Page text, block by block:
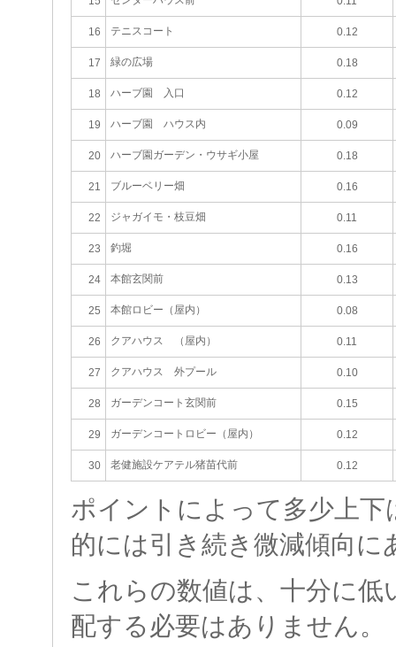
16 テニスコート 0.12
17 緑の広場 0.18
18 ハーブ園 入口 0.12
19 ハーブ園 ハウス内 0.09
20 ハーブ園ガーデン・ウサギ小屋 0.18
21 ブルーベリー畑 0.16
22 ジャガイモ・枝豆畑 0.11
23 釣堀 0.16
24 本館玄関前 0.13
25 本館ロビー（屋内） 0.08
26 クアハウス （屋内） 0.11
27 クアハウス 外プール 0.10
28 ガーデンコート玄関前 0.15
29 ガーデンコートロビー（屋内） 0.12
30 老健施設ケアテル猪苗代前 0.12
ポイントによって多少上
的には引き続き微減傾向に
これらの数値は、十分に低
配する必要はありません。